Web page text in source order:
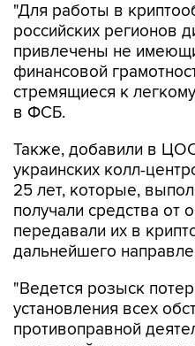
"Для работы в
российских регионов
привлечены не
финансовой
стремящиеся к
в ФСБ.
Также, добавили в
украинских колл-
25 лет, которые,
получали средства от
передавали их в
дальнейшего
"Ведется розыск
установления всех
противоправной